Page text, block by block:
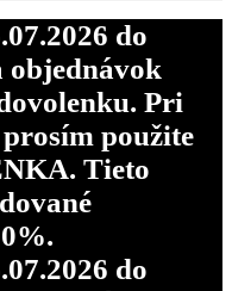
do
objednávok
Pri
použite
Tieto
do